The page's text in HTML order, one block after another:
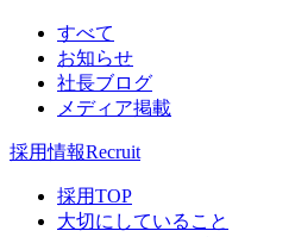
すべて
お知らせ
社長ブログ
メディア掲載
採用情報Recruit
採用TOP
大切にしていること